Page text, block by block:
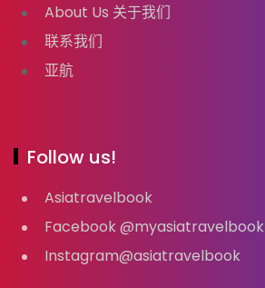
About Us 关于我们
联系我们
亚航
Follow us!
Asiatravelbook
Facebook @myasiatravelbook
Instagram@asiatravelbook